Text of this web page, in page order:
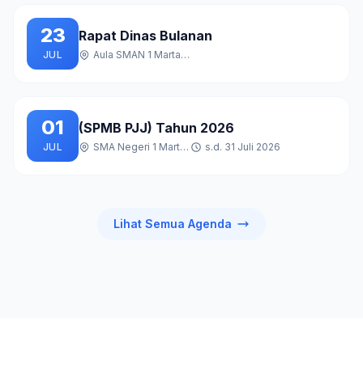
23
JUL
Rapat Dinas Bulanan
Aula SMAN 1 Martapura
01
JUL
(SPMB PJJ) Tahun 2026
SMA Negeri 1 Martapura s.d. 31 Juli 2026
Lihat Semua Agenda